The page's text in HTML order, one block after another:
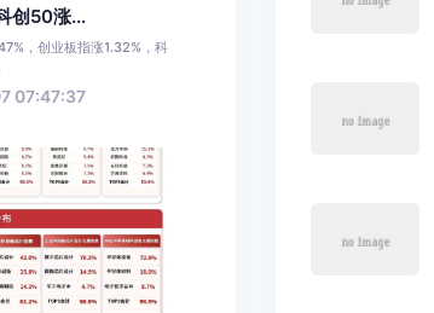
创50涨...
，创业板指涨1.32%，科
07:47:37